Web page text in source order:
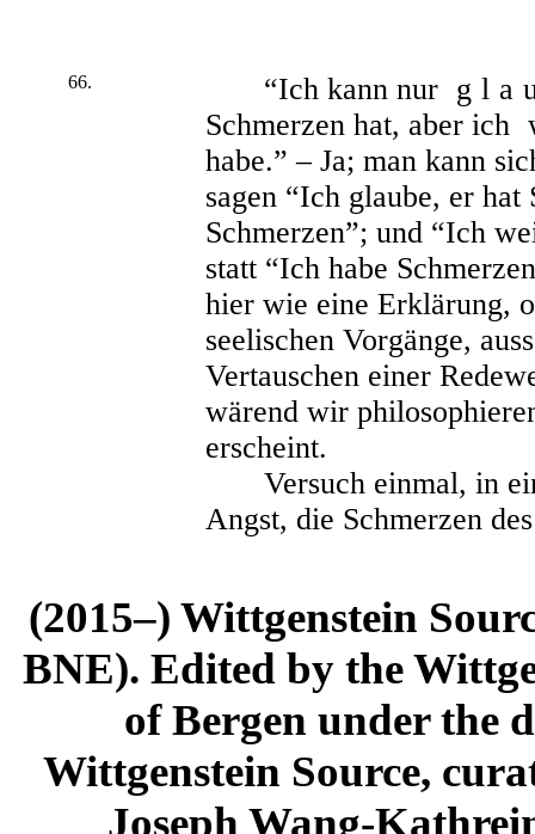
66. “Ich kann nur
Schmerzen hat, aber ich
habe.” – Ja; man kann
sagen “Ich glaube, er hat
Schmerzen”; und “Ich
statt “Ich habe
hier wie eine Erklärung,
seelischen Vorgänge,
Vertauschen einer
wärend wir
erscheint.
Versuch einmal, in
Angst, die Schmerzen
(2015–) Wittgenstein
BNE). Edited by the
of Bergen under the
Wittgenstein Source,
Joseph Wang-